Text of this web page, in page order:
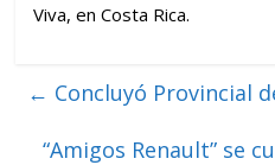
Viva, en Costa Rica.
← Concluyó Provincial
“Amigos Renault” se